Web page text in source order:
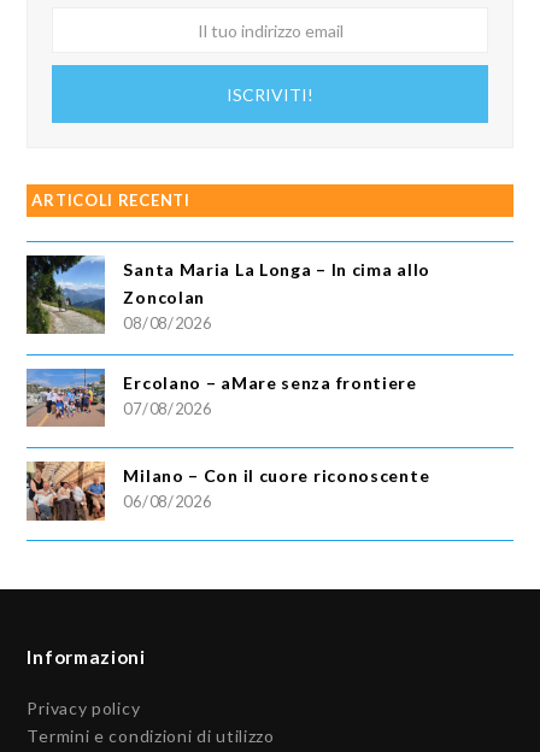
ISCRIVITI!
ARTICOLI RECENTI
Santa Maria La Longa – In cima allo
Zoncolan
08/08/2026
Ercolano – aMare senza frontiere
07/08/2026
Milano – Con il cuore riconoscente
06/08/2026
Informazioni
Privacy policy
Termini e condizioni di utilizzo